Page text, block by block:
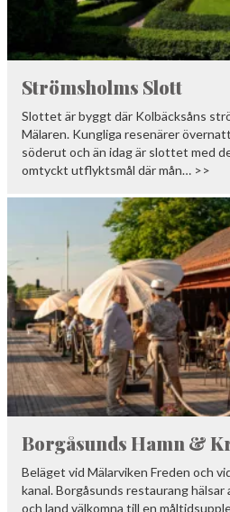
Strömsholms Slott
Slottet är byggt där Kolbäcksåns
Mälaren. Kungliga resenärer
söderut och än idag är slottet med
omtyckt utflyktsmål där mån… >>
Borgåsunds Hamn &
Beläget vid Mälarviken Freden och
kanal. Borgåsunds restaurang hälsar
och land välkomna till en